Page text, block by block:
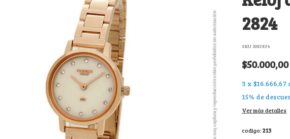
2824
SKU:KN2824
$50.000,00
3 x $16.666,67
15% de
Ver más detalles
codigo:213